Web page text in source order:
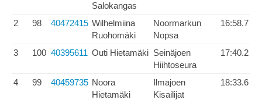
Salokangas
2 98 40472415 Wilhelmiina
Ruohomäki
Noormarkun
Nopsa
16:58.7
3 100 40395611 Outi Hietamäki Seinäjoen
Hiihtoseura
17:40.2
4 99 40459735 Noora
Hietamäki
Ilmajoen
Kisailijat
18:33.6